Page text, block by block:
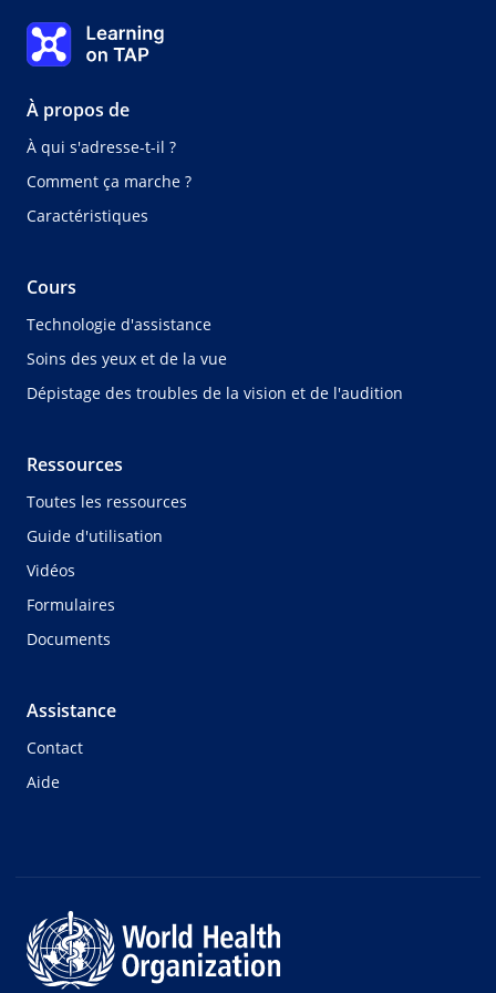
0%
Introduction
Leçon :0 de 0
Learning on TAP Accueil
À propos de
À qui s'adresse-t-il ?
Comment ça marche ?
Caractéristiques
Cours
Technologie d'assistance
Soins des yeux et de la vue
Dépistage des troubles de la vision et de l'audition
Ressources
Toutes les ressources
Guide d'utilisation
Vidéos
Formulaires
Documents
Assistance
Contact
Aide